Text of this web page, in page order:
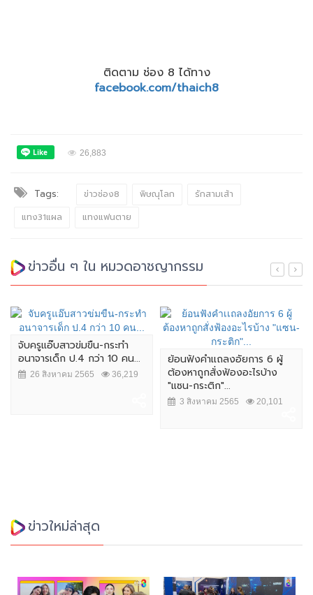
ติดตาม ช่อง 8 ได้ทาง
facebook.com/thaich8
26,883
Tags: ข่าวช่อง8 พิษณุโลก
รักสามเส้า
แทง31แผล
แทงแฟนตาย
ข่าวอื่น ๆ ใน หมวดอาชญากรรม
จับครูแอ๊บสาวข่มขืน-กระทำ
อนาจารเด็ก ป.4 กว่า 10 คน...
26 สิงหาคม 2565 36,219
ย้อนฟังคำเเถลงอัยการ 6 ผู้
ต้องหาถูกสั่งฟ้องอะไรบ้าง
"แซน-กระติก"...
3 สิงหาคม 2565 20,101
ข่าวใหม่ล่าสุด